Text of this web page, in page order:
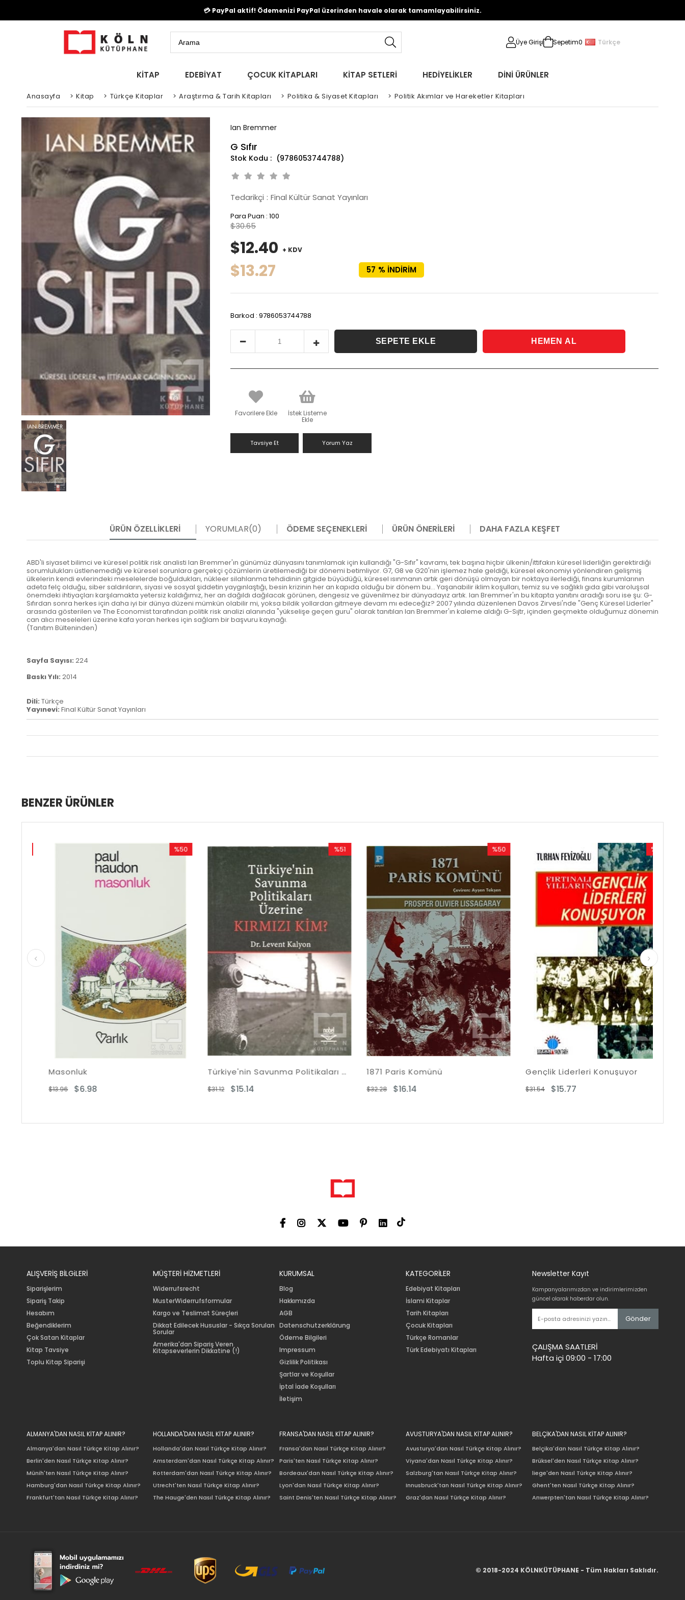
💳 PayPal aktif! Ödemenizi PayPal üzerinden havale olarak tamamlayabilirsiniz.
Üye Girişi Sepetim0 Türkçe
KİTAP EDEBİYAT ÇOCUK KİTAPLARI KİTAP SETLERİ HEDİYELİKLER DİNİ ÜRÜNLER
Anasayfa > Kitap > Türkçe Kitaplar > Araştırma & Tarih Kitapları > Politika & Siyaset Kitapları > Politik Akımlar ve Hareketler Kitapları
Ian Bremmer
G Sıfır
(9786053744788)
Tedarikçi : Final Kültür Sanat Yayınları
Para Puan : 100
%
57 İNDIRIM
$30.65
$12.40 + KDV
$13.27
Barkod : 9786053744788
Favorilere Ekle İstek Listeme
Ekle
Tavsiye Et Yorum Yaz
ÜRÜN ÖZELLIKLERI YORUMLAR(0) ÖDEME SEÇENEKLERI ÜRÜN ÖNERILERI DAHA FAZLA KEŞFET
ABD'li siyaset bilimci ve küresel politik risk analisti lan Bremmer'ın günümüz dünyasını tanımlamak için kullandığı "G-Sıfır" kavramı, tek başına hiçbir ülkenin/ittifakın küresel liderliğin gerektirdiği
sorumlulukları üstlenemediği ve küresel sorunlara gerçekçi çözümlerin üretilemediği bir dönemi betimliyor. G7, G8 ve G20'nin işlemez hale geldiği, küresel ekonomiyi yönlendiren gelişmiş
ülkelerin kendi evlerindeki meselelerde boğuldukları, nükleer silahlanma tehdidinin gitgide büyüdüğü, küresel ısınmanın artık geri dönüşü olmayan bir noktaya ilerlediği, finans kurumlarının
adeta felç olduğu, siber saldırıların, siyasi ve sosyal şiddetin yaygınlaştığı, besin krizinin her an kapıda olduğu bir dönem bu... Yaşanabilir iklim koşulları, temiz su ve sağlıklı gıda gibi varoluşsal
önemdeki ihtiyaçları karşılamakta yetersiz kaldığımız, her an dağıldı dağılacak görünen, dengesiz ve güvenilmez bir dünyadayız artık. lan Bremmer'ın bu kitapta yanıtını aradığı soru ise şu: G-
Sıfırdan sonra herkes için daha iyi bir dünya düzeni mümkün olabilir mi, yoksa bildik yollardan gitmeye devam mı edeceğiz? 2007 yılında düzenlenen Davos Zirvesi'nde "Genç Küresel Liderler"
arasında gösterilen ve The Economist tarafından politik risk analizi alanında "yükselişe geçen guru" olarak tanıtılan lan Bremmer'ın kaleme aldığı G-Sıjtr, içinden geçmekte olduğumuz dönemin
can alıcı meseleleri üzerine kafa yoran herkes için sağlam bir başvuru kaynağı.
(Tanıtım Bülteninden)
Sayfa Sayısı: 224
Baskı Yılı: 2014
Dili: Türkçe
Yayınevi: Final Kültür Sanat Yayınları
BENZER ÜRÜNLER
Masonluk
$6.98
Türkiye'nin Savunma Politikaları Üzerine Kırmızı Kim?
$15.14
%51
%51İndirim
1871 Paris Komünü
$16.14
%50İndirim
Gençlik Liderleri Konuşuyor
$15.77
%50
İndirim
%50İndirim
ALIŞVERİŞ BİLGiLERİ
Siparişlerim
Sipariş Takip
Hesabım
Beğendiklerim
Çok Satan Kitaplar
Kitap Tavsiye
Toplu Kitap Siparişi
MÜŞTERİ HİZMETLERİ
Widerrufsrecht
MusterWiderrufsformular
Kargo ve Teslimat Süreçleri
Dikkat Edilecek Hususlar - Sıkça Sorulan
Sorular
Amerika'dan Sipariş Veren
Kitapseverlerin Dikkatine (!)
KURUMSAL
Blog
Hakkımızda
AGB
Datenschutzerklärung
Ödeme Bilgileri
Impressum
Gizlilik Politikası
Şartlar ve Koşullar
İptal İade Koşulları
İletişim
KATEGORİLER
Edebiyat Kitapları
İslami Kitaplar
Tarih Kitapları
Çocuk Kitapları
Türkçe Romanlar
Türk Edebiyatı Kitapları
Newsletter Kayıt
Kampanyalarımızdan ve indirimlerimizden
güncel olarak haberdar olun.
Gönder
ÇALIŞMA SAATLERİ
Hafta içi 09:00 - 17:00
ALMANYA'DAN NASIL KİTAP ALINIR?
Almanya'dan Nasıl Türkçe Kitap Alınır?
Berlin'den Nasıl Türkçe Kitap Alınır?
Münih'ten Nasıl Türkçe Kitap Alınır?
Hamburg'dan Nasıl Türkçe Kitap Alınır?
Frankfurt'tan Nasıl Türkçe Kitap Alınır?
HOLLANDA'DAN NASIL KİTAP ALINIR?
Hollanda'dan Nasıl Türkçe Kitap Alınır?
Amsterdam'dan Nasıl Türkçe Kitap Alınır?
Rotterdam'dan Nasıl Türkçe Kitap Alınır?
Utrecht'ten Nasıl Türkçe Kitap Alınır?
The Hauge'den Nasıl Türkçe Kitap Alınır?
FRANSA'DAN NASIL KİTAP ALINIR?
Fransa'dan Nasıl Türkçe Kitap Alınır?
Paris'ten Nasıl Türkçe Kitap Alınır?
Bordeaux'dan Nasıl Türkçe Kitap Alınır?
Lyon'dan Nasıl Türkçe Kitap Alınır?
Saint Denis'ten Nasıl Türkçe Kitap Alınır?
AVUSTURYA'DAN NASIL KİTAP ALINIR?
Avusturya'dan Nasıl Türkçe Kitap Alınır?
Viyana'dan Nasıl Türkçe Kitap Alınır?
Salzburg'tan Nasıl Türkçe Kitap Alınır?
Innusbruck'tan Nasıl Türkçe Kitap Alınır?
Graz'dan Nasıl Türkçe Kitap Alınır?
BELÇİKA'DAN NASIL KİTAP ALINIR?
Belçika'dan Nasıl Türkçe Kitap Alınır?
Brüksel'den Nasıl Türkçe Kitap Alınır?
liege'den Nasıl Türkçe Kitap Alınır?
Ghent'ten Nasıl Türkçe Kitap Alınır?
Anwerpten'tan Nasıl Türkçe Kitap Alınır?
© 2018-2024 KÖLNKÜTÜPHANE - Tüm Hakları Saklıdır.